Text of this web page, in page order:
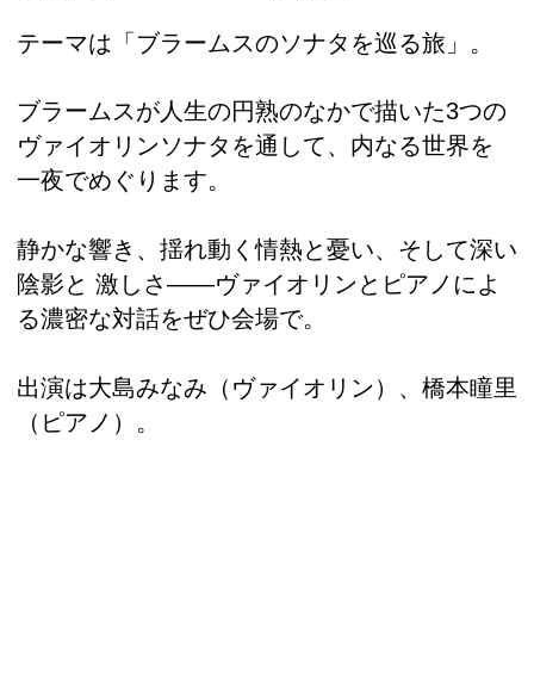
テーマは「ブラームスのソナタを巡る旅」。
ブラームスが人生の円熟のなかで描いた3つの
ヴァイオリンソナタを通して、内なる世界を
一夜でめぐります。
静かな響き、揺れ動く情熱と憂い、そして深い
陰影と 激しさ――ヴァイオリンとピアノによ
る濃密な対話をぜひ会場で。
出演は大島みなみ（ヴァイオリン）、橋本瞳里
（ピアノ）。